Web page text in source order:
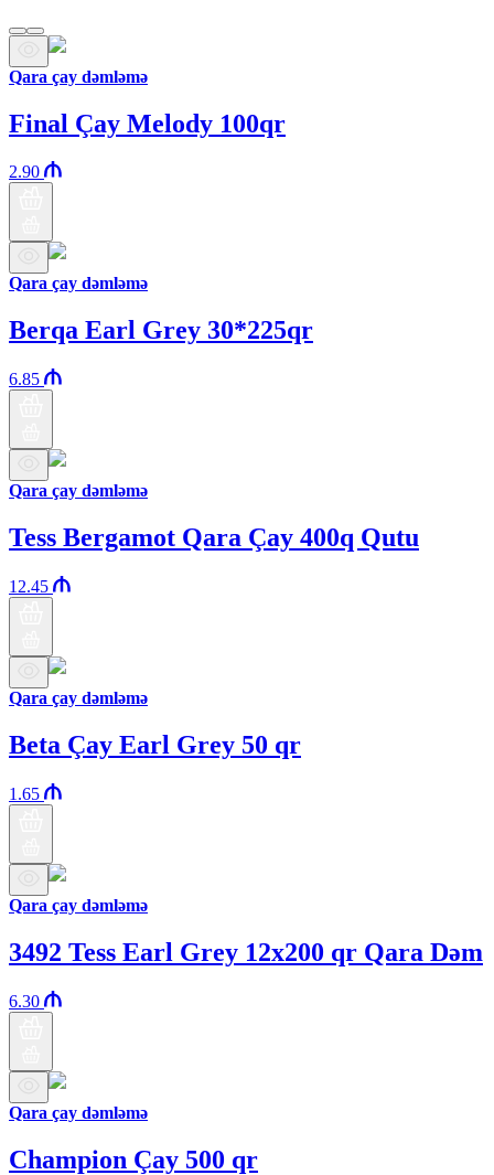
Qara çay dəmləmə
Final Çay Melody 100qr
2.90
Qara çay dəmləmə
Berqa Earl Grey 30*225qr
6.85
Qara çay dəmləmə
Tess Bergamot Qara Çay 400q Qutu
12.45
Qara çay dəmləmə
Beta Çay Earl Grey 50 qr
1.65
Qara çay dəmləmə
3492 Tess Earl Grey 12x200 qr Qara Dəm
6.30
Qara çay dəmləmə
Champion Çay 500 qr